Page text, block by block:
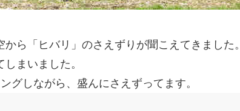
ら「ヒバリ」のさえずりが聞こえてきました。
まいました。
グしながら、盛んにさえずってます。